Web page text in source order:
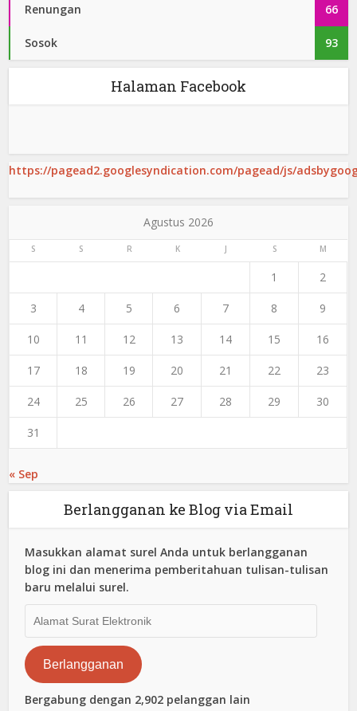
Renungan 66
Sosok 93
Halaman Facebook
https://pagead2.googlesyndication.com/pagead/js/
Agustus 2026
S S R K J S M
1 2
3 4 5 6 7 8 9
10 11 12 13 14 15 16
17 18 19 20 21 22 23
24 25 26 27 28 29 30
31
« Sep
Berlangganan ke Blog via Email
Masukkan alamat surel Anda untuk berlangganan
blog ini dan menerima pemberitahuan tulisan-tulisan
baru melalui surel.
Surat
Elektronik
Berlangganan
Bergabung dengan 2,902 pelanggan lain